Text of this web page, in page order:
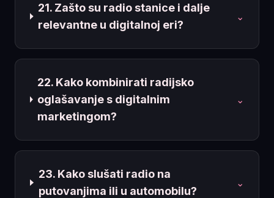
21. Zašto su radio stanice i dalje
relevantne u digitalnoj eri?
⌄
22. Kako kombinirati radijsko
oglašavanje s digitalnim
marketingom?
⌄
23. Kako slušati radio na
putovanjima ili u automobilu?
⌄